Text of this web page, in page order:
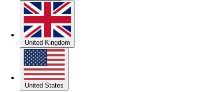
United Kingdom
United States